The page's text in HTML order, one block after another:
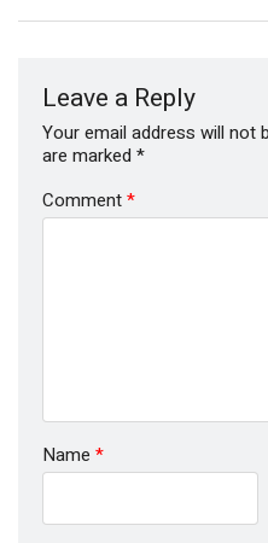
Leave a Reply
Your email address will not
are marked *
Comment*
Name *